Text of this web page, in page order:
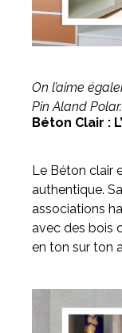
On l’aime
Pin Aland Polar.
Béton Clair :
Le Béton clair
authentique.
associations
avec des bois
en ton sur ton